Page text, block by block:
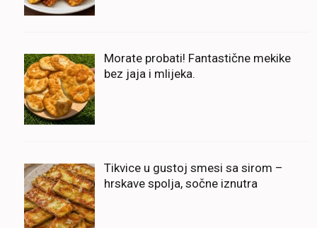
Morate probati! Fantastične mekike
bez jaja i mlijeka.
Tikvice u gustoj smesi sa sirom –
hrskave spolja, sočne iznutra